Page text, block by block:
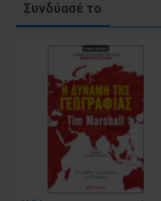
Συνδύασέ το